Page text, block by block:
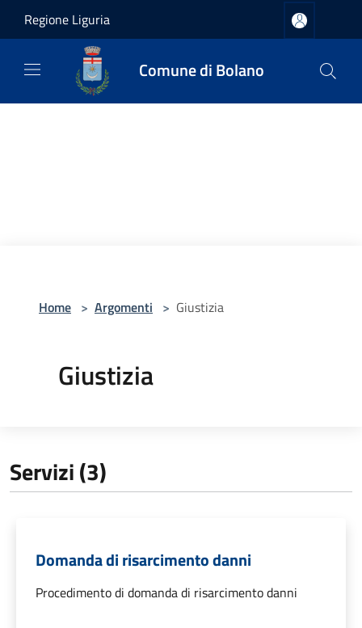
Regione Liguria
Comune di Bolano
Home > Argomenti > Giustizia
Giustizia
Servizi (3)
Domanda di risarcimento danni
Procedimento di domanda di risarcimento danni